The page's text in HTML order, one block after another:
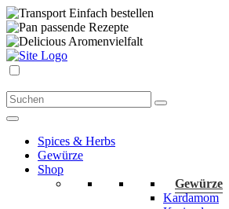
Einfach bestellen
passende Rezepte
Aromenvielfalt
Spices & Herbs
Gewürze
Shop
Gewürze
Kardamom